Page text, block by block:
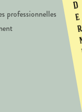
professionnelles
D
e